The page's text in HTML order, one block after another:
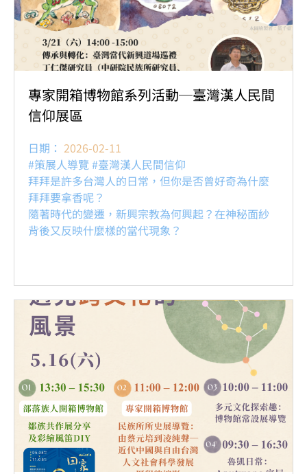
專家開箱博物館系列活動─臺灣漢人民間
信仰展區
日期： 2026-02-11
#策展人導覽 #臺灣漢人民間信仰
拜拜是許多台灣人的日常，但你是否曾好奇為什麼
拜拜要拿香呢？
隨著時代的變遷，新興宗教為何興起？在神秘面紗
背後又反映什麼樣的當代現象？